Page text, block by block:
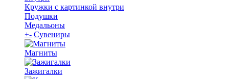
Кружки с картинкой внутри
Подушки
Медальоны
+- Сувениры
Магниты
Зажигалки